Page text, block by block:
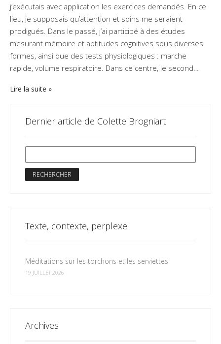
j’exécutais avec application les exercices demandés. En ce
lieu, je supposais qu’attention et soins me seraient
prodigués. Dans le passé, j’ai participé à des études
mesurant mémoire et aptitudes cognitives sous diverses
formes, ainsi que des tests physiologiques : marche
rapide, volume respiratoire. Dans ce centre, le second…
Lire la suite
Dernier article de Colette Brogniart
Texte, contexte, perplexe
Méditations sur les torchons et les serviettes
19 JUILLET 2026
Archives